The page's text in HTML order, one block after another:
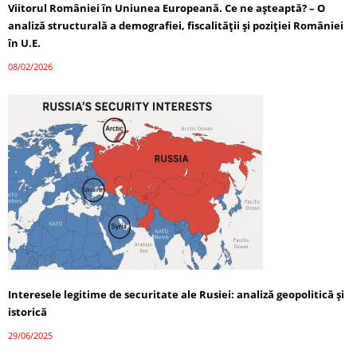
Viitorul României în Uniunea Europeană. Ce ne așteaptă? – O
analiză structurală a demografiei, fiscalității și poziției României
în U.E.
08/02/2026
Interesele legitime de securitate ale Rusiei: analiză geopolitică și
istorică
29/06/2025